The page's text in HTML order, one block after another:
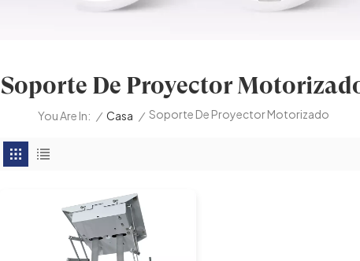
Soporte De Proyector
You Are In: / Casa / Soporte De Proyector Motorizado